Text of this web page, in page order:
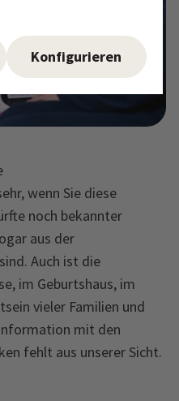
Konfigurieren
wenn Sie diese
noch bekannter
aus der
Auch ist die
im Geburtshaus, im
vieler Familien und
mit den
fehlt aus unserer Sicht.